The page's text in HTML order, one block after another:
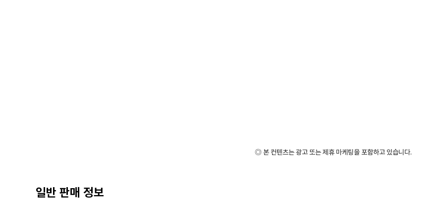
◎ 본 컨텐츠는 광고 또는 제휴 마케팅을 포함하고 있습니다.
일반 판매 정보